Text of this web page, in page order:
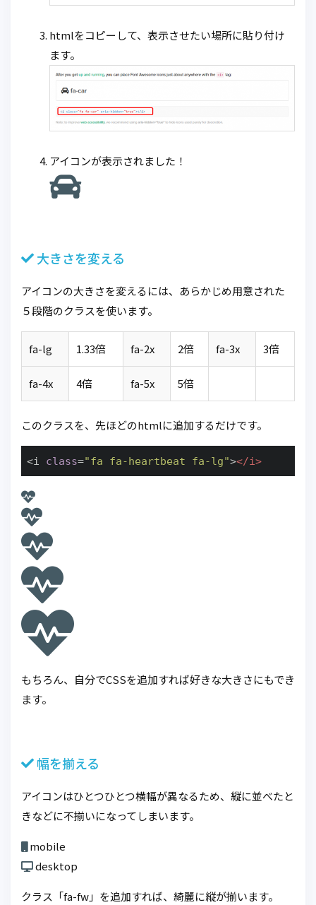
htmlをコピーして、表示させたい場所に貼り付け
ます。
アイコンが表示されました！
大きさを変える
アイコンの大きさを変えるには、あらかじめ用意された
５段階のクラスを使います。
fa-lg 1.33倍 fa-2x 2倍 fa-3x 3倍
fa-4x 4倍 fa-5x 5倍
このクラスを、先ほどのhtmlに追加するだけです。
<i class="fa fa-heartbeat fa-lg"></i>
もちろん、自分でCSSを追加すれば好きな大きさにもでき
ます。
幅を揃える
アイコンはひとつひとつ横幅が異なるため、縦に並べたと
きなどに不揃いになってしまいます。
mobile
desktop
クラス「fa-fw」を追加すれば、綺麗に縦が揃います。